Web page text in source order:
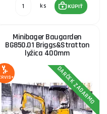
ks KÚPIŤ
Minibager Baugarden
BG850.01 Briggs&Stratton
lyžica 400mm
DARČEK ZADARMO